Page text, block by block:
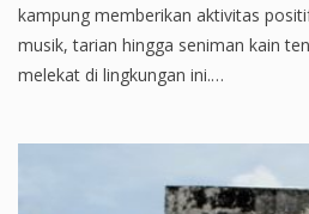
kampung memberikan aktivitas
musik, tarian hingga seniman kain
melekat di lingkungan ini.…